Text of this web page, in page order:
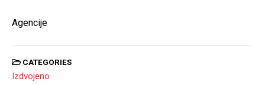
Agencije
CATEGORIES
Izdvojeno